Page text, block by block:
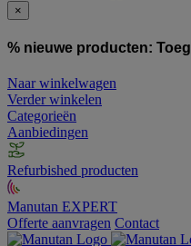
×
% nieuwe producten:
Naar winkelwagen
Verder winkelen
Categorieën
Aanbiedingen
Refurbished producten
Manutan EXPERT
Offerte aanvragen Contact